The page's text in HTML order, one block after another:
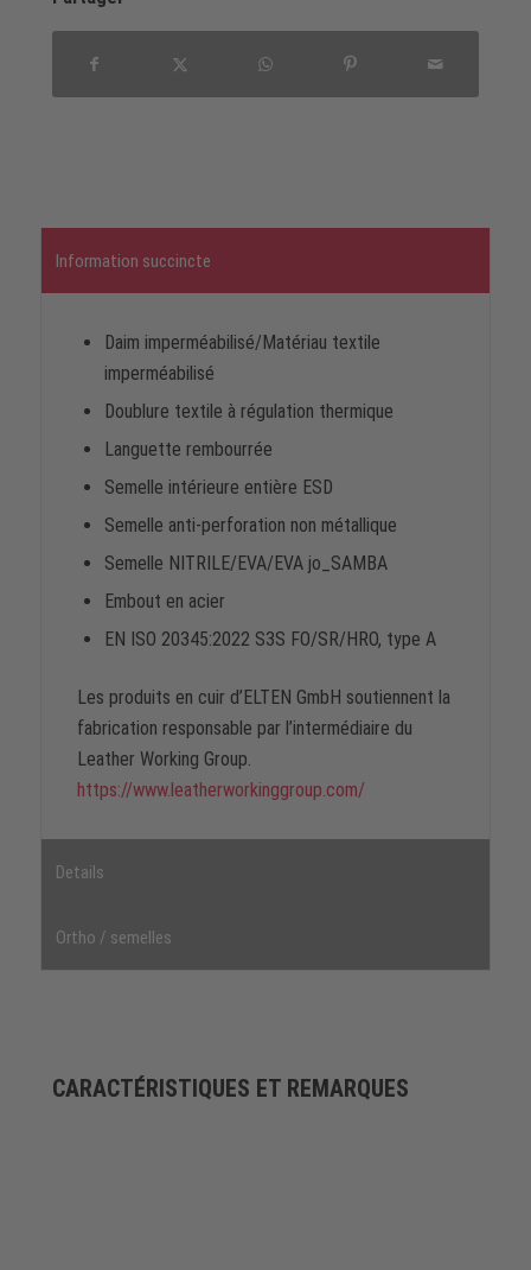
Information succincte
Daim imperméabilisé/Matériau textile
imperméabilisé
Doublure textile à régulation thermique
Languette rembourrée
Semelle intérieure entière ESD
Semelle anti-perforation non métallique
Semelle NITRILE/EVA/EVA jo_SAMBA
Embout en acier
EN ISO 20345:2022 S3S FO/SR/HRO, type A
Les produits en cuir d’ELTEN GmbH soutiennent la
fabrication responsable par l’intermédiaire du
Leather Working Group.
https://www.leatherworkinggroup.com/
Details
Ortho / semelles
CARACTÉRISTIQUES ET REMARQUES